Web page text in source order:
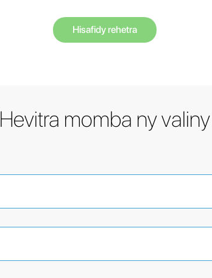
Hisafidy rehetra
Hevitra momba ny valiny